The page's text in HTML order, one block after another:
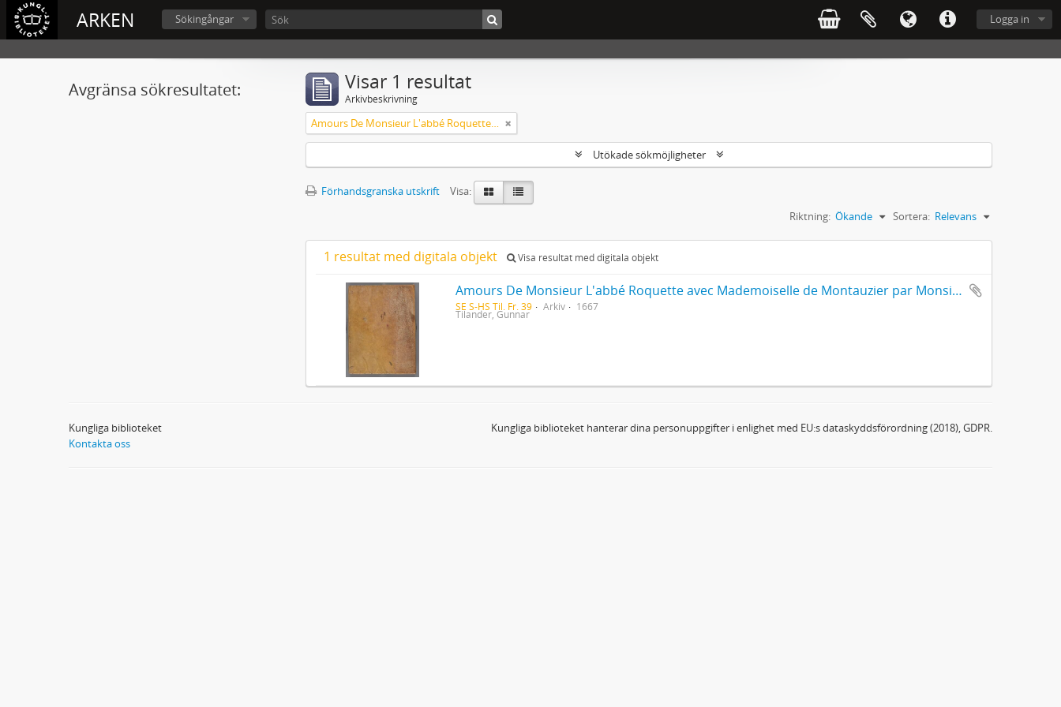
ARKEN Logga in
Sökingångar
Avgränsa sökresultatet: Visar 1 resultat
Arkivbeskrivning
Amours De Monsieur L'abbé Roquette avec Mademoiselle de Montauzier par Monsieur L'abbé Le Camus 1667
Utökade sökmöjligheter
Förhandsgranska utskrift
Visa:
Sortera: Relevans
Riktning: Ökande
1 resultat med digitala objekt Visa resultat med digitala objekt
Amours De Monsieur L'abbé Roquette avec Mademoiselle de Montauzier par Monsieur L'abbé Le Camus 1667
SE S-HS Til. Fr. 39 Arkiv 1667
Tilander, Gunnar
Kungliga biblioteket
Kontakta oss
Kungliga biblioteket hanterar dina personuppgifter i enlighet med EU:s dataskyddsförordning (2018), GDPR.